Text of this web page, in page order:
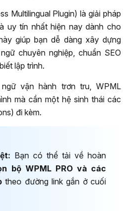
Multilingual Plugin) là giải pháp
uy tín nhất hiện nay dành cho
giúp bạn dễ dàng xây dựng
chuyên nghiệp, chuẩn SEO
lập trình.
vận hành trơn tru, WPML
mà cần một hệ sinh thái các
đi kèm.
Bạn có thể tải về hoàn
bộ WPML PRO và các
theo đường link gắn ở cuối